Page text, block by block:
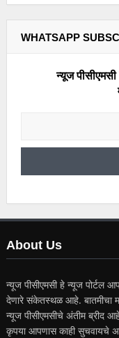
WHATSAPP
न्यूज
About Us
न्यूज पीसीएमसी हे न्यूज पोर्टल
देणारे संकेतस्थळ आहे. बातमीचा
न्यूज पीसीएमसीचे अंतीम ब्रीद
कृपया आपणास काही